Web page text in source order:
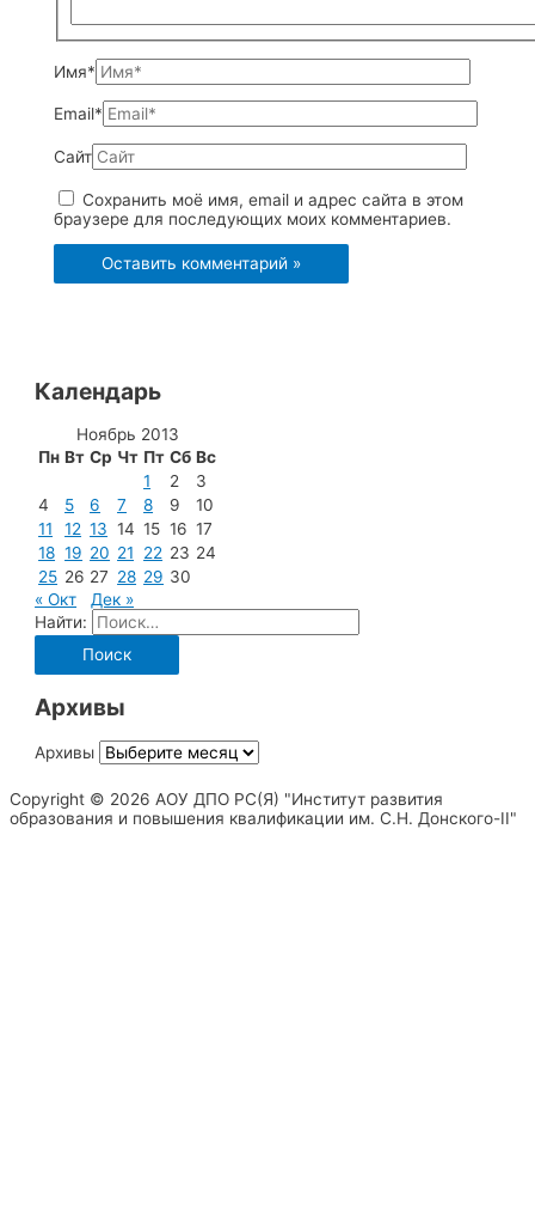
Имя*
Email*
Сайт
Сохранить моё имя, email и адрес сайта в этом
браузере для последующих моих комментариев.
Календарь
Ноябрь 2013
Пн Вт Ср Чт Пт Сб Вс
1
2
3
4
5 6 7 8 9
10
11
12 13 14 15 16 17
18 19 20 21 22 23 24
25 26 27 28 29 30
« Окт
Дек »
Найти:
Архивы
Архивы
Copyright © 2026 АОУ ДПО РС(Я) "Институт развития
образования и повышения квалификации им. С.Н. Донского-II"